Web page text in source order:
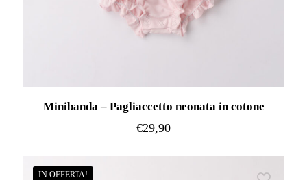
Minibanda – Pagliaccetto neonata in cotone
€29,90
IN OFFERTA!